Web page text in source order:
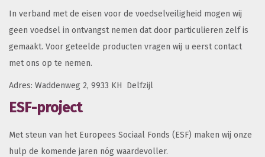
In verband met de eisen voor de voedselveiligheid mogen wij
geen voedsel in ontvangst nemen dat door particulieren zelf is
gemaakt. Voor geteelde producten vragen wij u eerst contact
met ons op te nemen.
Adres: Waddenweg 2, 9933 KH Delfzijl
ESF-project
Met steun van het Europees Sociaal Fonds (ESF) maken wij onze
hulp de komende jaren nóg waardevoller.